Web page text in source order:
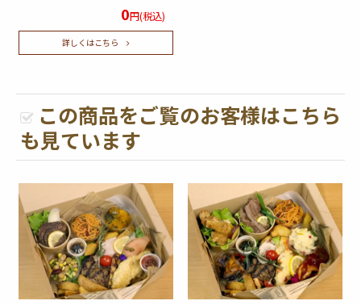
0円(税込)
詳しくはこちら
この商品をご覧のお客様はこちら
も見ています